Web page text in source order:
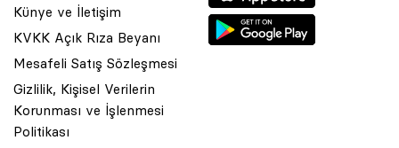
Künye ve İletişim
KVKK Açık Rıza Beyanı
Mesafeli Satış Sözleşmesi
Gizlilik, Kişisel Verilerin
Korunması ve İşlenmesi
Politikası
© 2001 Rota Yayın Yapım Tanıtım Tic. Ltd. Şti. Bu Sitede Bulunan